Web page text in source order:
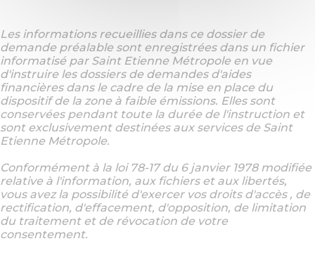
Information
message
Les informations recueillies dans ce dossier de
demande préalable sont enregistrées dans un fichier
informatisé par Saint Etienne Métropole en vue
d'instruire les dossiers de demandes d'aides
financières dans le cadre de la mise en place du
dispositif de la zone à faible émissions. Elles sont
conservées pendant toute la durée de l'instruction et
sont exclusivement destinées aux services de Saint
Etienne Métropole.
Conformément à la loi 78-17 du 6 janvier 1978 modifiée
relative à l'information, aux fichiers et aux libertés,
vous avez la possibilité d'exercer vos droits d'accès , de
rectification, d'effacement, d'opposition, de limitation
du traitement et de révocation de votre
consentement.